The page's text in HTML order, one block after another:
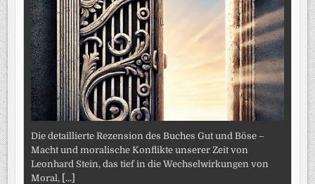
Die detaillierte Rezension des Buches Gut und Böse –
Macht und moralische Konflikte unserer Zeit von
Leonhard Stein, das tief in die Wechselwirkungen von
Moral, [...]